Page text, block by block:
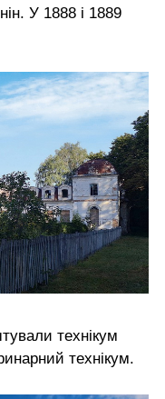
У 1888 і 1889
технікум
технікум.